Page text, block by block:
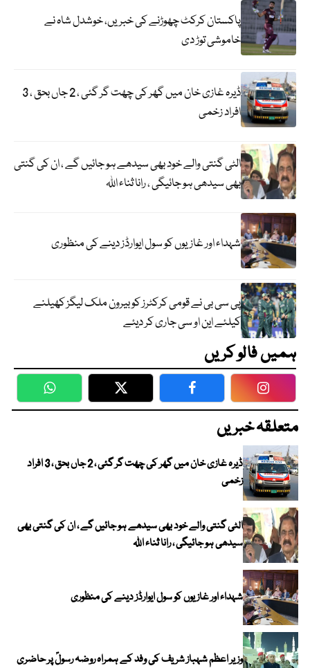
پاکستان کرکٹ چھوڑنے کی خبریں، خوشدل شاہ نے
خاموشی توڑ دی
ڈیرہ غازی خان میں گھر کی چھت گر گئی ، 2 جاں بحق ، 3
افراد زخمی
الٹی گنتی والے خود بھی سیدھے ہو جائیں گے ، ان کی گنتی
بھی سیدھی ہو جائیگی ، رانا ثناء اللہ
شہداء اور غازیوں کو سول ایوارڈز دینے کی منظوری
پی سی بی نے قومی کرکٹرز کو بیرون ملک لیگز کھیلنے
کیلئے این او سی جاری کر دیئے
ہمیں فالو کریں
WhatsApp Twitter Facebook
متعلقہ خبریں
ڈیرہ غازی خان میں گھر کی چھت گر گئی ، 2 جاں بحق ، 3 افراد
زخمی
الٹی گنتی والے خود بھی سیدھے ہو جائیں گے ، ان کی گنتی بھی
سیدھی ہو جائیگی ، رانا ثناء اللہ
شہداء اور غازیوں کو سول ایوارڈز دینے کی منظوری
وزیر اعظم شہباز شریف کی وفد کے ہمراہ روضہ رسولؐ پر حاضری